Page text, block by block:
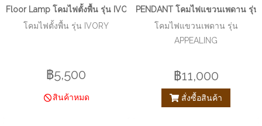
Floor Lamp โคมไฟตั้งพื้น รุ่น IVORY EVE-00251
โคมไฟตั้งพื้น รุ่น IVORY
฿5,500
สินค้าหมด
PENDANT โคมไฟแขวนเพดาน รุ่น
โคมไฟแขวนเพดาน รุ่น
APPEALING
฿11,000
สั่งซื้อสินค้า